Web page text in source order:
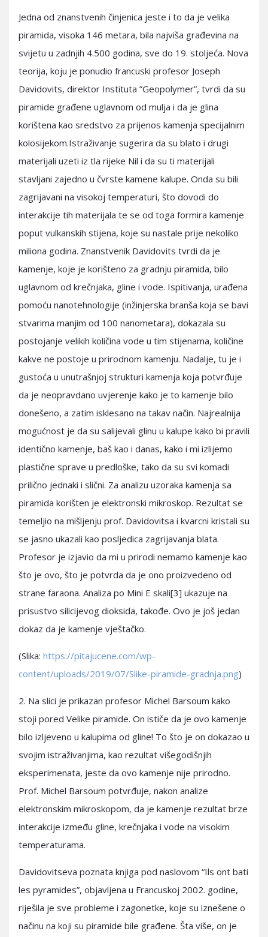
Jedna od znanstvenih činjenica jeste i to da je velika
piramida, visoka 146 metara, bila najviša građevina na
svijetu u zadnjih 4.500 godina, sve do 19. stoljeća. Nova
teorija, koju je ponudio francuski profesor Joseph
Davidovits, direktor Instituta ”Geopolymer”, tvrdi da su
piramide građene uglavnom od mulja i da je glina
korištena kao sredstvo za prijenos kamenja specijalnim
kolosijekom.Istraživanje sugerira da su blato i drugi
materijali uzeti iz tla rijeke Nil i da su ti materijali
stavljani zajedno u čvrste kamene kalupe. Onda su bili
zagrijavani na visokoj temperaturi, što dovodi do
interakcije tih materijala te se od toga formira kamenje
poput vulkanskih stijena, koje su nastale prije nekoliko
miliona godina. Znanstvenik Davidovits tvrdi da je
kamenje, koje je korišteno za gradnju piramida, bilo
uglavnom od krečnjaka, gline i vode. Ispitivanja, urađena
pomoću nanotehnologije (inžinjerska branša koja se bavi
stvarima manjim od 100 nanometara), dokazala su
postojanje velikih količina vode u tim stijenama, količine
kakve ne postoje u prirodnom kamenju. Nadalje, tu je i
gustoća u unutrašnjoj strukturi kamenja koja potvrđuje
da je neopravdano uvjerenje kako je to kamenje bilo
donešeno, a zatim isklesano na takav način. Najrealnija
mogućnost je da su salijevali glinu u kalupe kako bi pravili
identično kamenje, baš kao i danas, kako i mi izlijemo
plastične sprave u predloške, tako da su svi komadi
prilično jednaki i slični. Za analizu uzoraka kamenja sa
piramida korišten je elektronski mikroskop. Rezultat se
temeljio na mišljenju prof. Davidovitsa i kvarcni kristali su
se jasno ukazali kao posljedica zagrijavanja blata.
Profesor je izjavio da mi u prirodi nemamo kamenje kao
što je ovo, što je potvrda da je ono proizvedeno od
strane faraona. Analiza po Mini E skali[3] ukazuje na
prisustvo silicijevog dioksida, takođe. Ovo je još jedan
dokaz da je kamenje vještačko.
(Slika: https://pitajucene.com/wp-
content/uploads/2019/07/Slike-piramide-gradnja.png)
2. Na slici je prikazan profesor Michel Barsoum kako
stoji pored Velike piramide. On ističe da je ovo kamenje
bilo izljeveno u kalupima od gline! To što je on dokazao u
svojim istraživanjima, kao rezultat višegodišnjih
eksperimenata, jeste da ovo kamenje nije prirodno.
Prof. Michel Barsoum potvrđuje, nakon analize
elektronskim mikroskopom, da je kamenje rezultat brze
interakcije između gline, krečnjaka i vode na visokim
temperaturama.
Davidovitseva poznata knjiga pod naslovom “Ils ont bati
les pyramides”, objavljena u Francuskoj 2002. godine,
riješila je sve probleme i zagonetke, koje su iznešene o
načinu na koji su piramide bile građene. Šta više, on je